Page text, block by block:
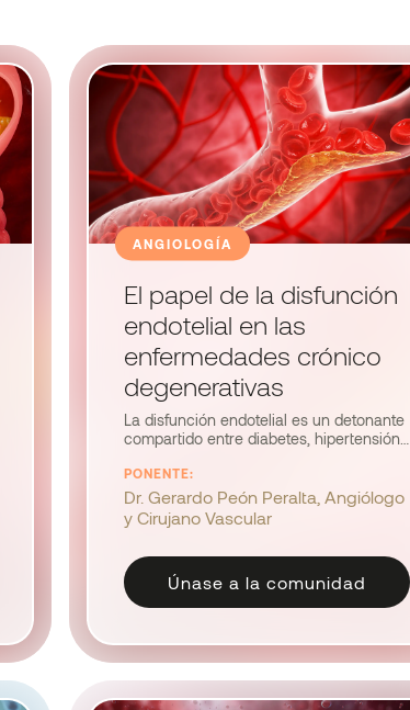
ANGIOLOGÍA
El papel de la disfunción
endotelial en las
enfermedades crónico
degenerativas
La disfunción endotelial es un detonante
compartido entre diabetes, hipertensión,
aterosclerosis. Este webinar abordará
cómo identificarla en la práctica clínica y
qué intervenciones pueden ralentizar o
revertir el daño vascular.
PONENTE:
Dr. Gerardo Peón Peralta, Angiólogo
y Cirujano Vascular
Únase a la comunidad